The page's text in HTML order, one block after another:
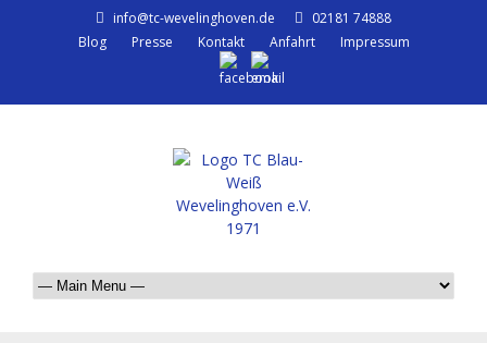
info@tc-wevelinghoven.de
02181 74888
Blog
Presse Kontakt Anfahrt Impressum